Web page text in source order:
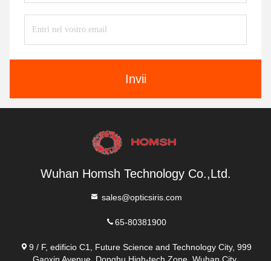
Invii
Wuhan Homsh Technology Co.,Ltd.
sales@opticsiris.com
65-80381900
9 / F, edificio C1, Future Science and Technology City, 999